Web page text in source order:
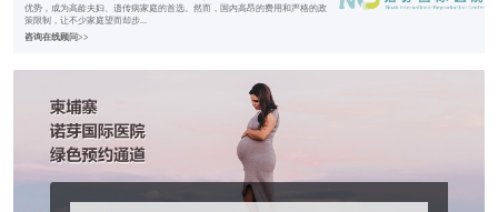
优势，成为高龄夫妇、遗传病家庭的首选。然而，国内高昂的费用和严格的政
策限制，让不少家庭望而却步...
咨询在线顾问>>